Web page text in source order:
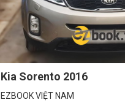
Kia Sorento 2016
EZBOOK VIỆT NAM